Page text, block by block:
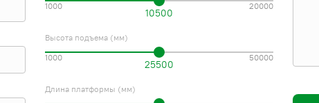
10500
1000 20000
Высота подъема (мм)
25500
1000 50000
Длина платформы (мм)